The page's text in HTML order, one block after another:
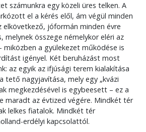
számunkra egy közeli üres telken. A
el a kérés elől, ám végül minden
elkövetkező, jóformán minden évre
melynek összege némelykor eléri az
a gyülekezet működése is
igényel. Két beruházást most
az egyik az ifjúsági terem kialakítása
tető nagyjavítása, mely egy „kvázi
megkezdésével is egybeesett – ez a
maradt az évtized végére. Mindkét tér
lelkes fiatalok. Mindkét tér
erdélyi kapcsolattól.